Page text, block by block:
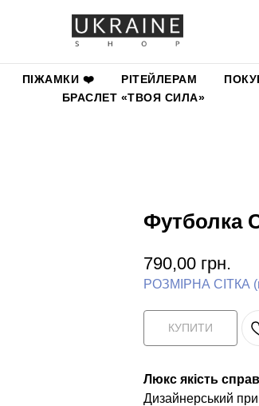
ПІЖАМКИ ❤️ РІТЕЙЛЕРАМ
БРАСЛЕТ «ТВОЯ СИЛА»
Футболка
790,00 грн.
РОЗМІРНА СІТКА
КУПИТИ
Люкс якість
Дизайнерський